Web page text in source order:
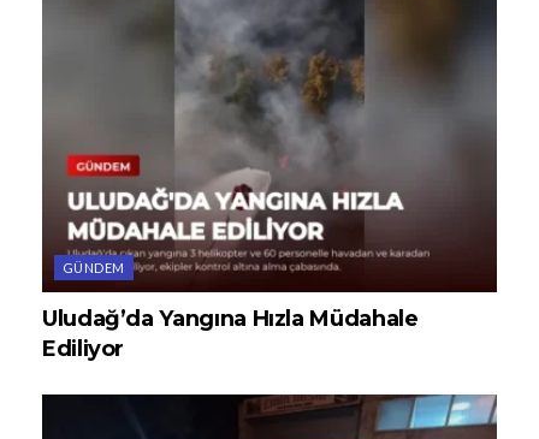
GÜNDEM
Uludağ’da Yangına Hızla Müdahale
Ediliyor